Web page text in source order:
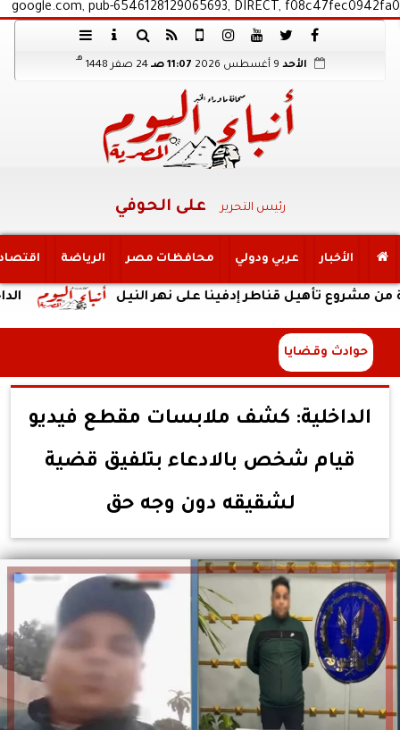
google.com, pub-6546128129065693, DIRECT, f08c47fec0942fa0
الأحد 11:07 صـ 24 صفر 1448
هـ
رئيس التحرير على الحوفي
الأخبار عربي ودولي محافظات مصر الرياضة
تأهيل قناطر إدفينا على نهر النيل
حوادث وقضايا
الداخلية: كشف ملابسات مقطع فيديو
قيام شخص بالادعاء بتلفيق قضية
لشقيقه دون وجه حق